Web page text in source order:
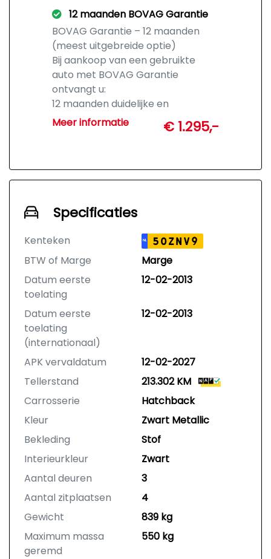
12 maanden BOVAG Garantie
BOVAG Garantie – 12 maanden
(meest uitgebreide optie)
Bij aankoop van een gebruikte
auto met BOVAG Garantie
ontvangt u:
12 maanden duidelijke en
uitgebreide garantie
Vrijwel alle gebreken gedekt
leeftijdsbeperking
redelijkerwijs mag verwachten
Hulp via het BOVAG-hulploket bij
garantieclaims
Geschillencommissie
Nakomingsgarantie van BOVAG
In noodsituaties herstel mogelijk bij
een andere garage (bijv. in het
buitenland)
BOVAG Garantie is de “geen-
gedoe-garantie”.
Meer informatie € 1.295,-
Specificaties
Kenteken NL 50ZNV9
BTW of Marge
Marge
Datum eerste
toelating
12-02-2013
Datum eerste
toelating
(internationaal)
12-02-2013
APK vervaldatum
12-02-2027
Tellerstand
213.302 KM
Carrosserie
Hatchback
Kleur
Zwart Metallic
Bekleding
Stof
Interieurkleur
Zwart
Aantal deuren
3
Aantal zitplaatsen
4
Gewicht
839 kg
Maximum massa
geremd
550 kg